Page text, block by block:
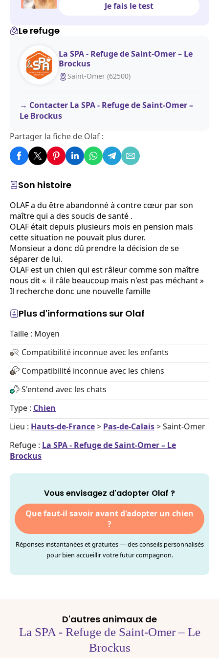
Son histoire
OLAF a du être abandonné à contre cœur par son
maître qui a des soucis de santé .
OLAF était depuis plusieurs mois en pension mais
cette situation ne pouvait plus durer.
Monsieur a donc dû prendre la décision de se
séparer de lui.
OLAF est un chien qui est râleur comme son maître
nous dit « il râle beaucoup mais n'est pas méchant »
Il recherche donc une nouvelle famille
Plus d'informations sur Olaf
Taille : Moyen
Compatibilité inconnue avec les enfants
Compatibilité inconnue avec les chiens
S'entend avec les chats
Type : Chien
Lieu : Hauts-de-France> Pas-de-Calais> Saint-Omer
Refuge : La SPA - Refuge de Saint-Omer – Le
Brockus
Vous envisagez d'adopter Olaf ?
Que faut-il savoir avant d'adopter un chien
?
Réponses instantanées et gratuites — des conseils personnalisés
pour bien accueillir votre futur compagnon.
Je fais le test
Le refuge
La SPA - Refuge de Saint-Omer – Le
Brockus
Saint-Omer (62500)
Contacter La SPA - Refuge de Saint-Omer –
Le Brockus
Partager la fiche de Olaf :
D'autres animaux de
La SPA - Refuge de Saint-Omer – Le
Brockus